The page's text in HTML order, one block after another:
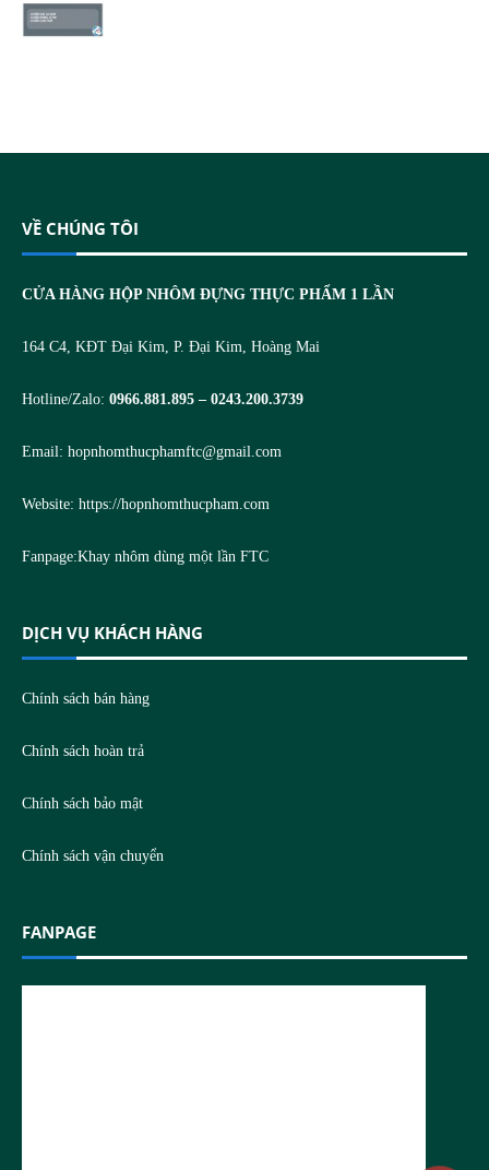
VỀ CHÚNG TÔI
CỬA HÀNG HỘP NHÔM ĐỰNG THỰC PHẨM 1 LẦN
164 C4, KĐT Đại Kim, P. Đại Kim, Hoàng Mai
Hotline/Zalo: 0966.881.895 – 0243.200.3739
Email: hopnhomthucphamftc@gmail.com
Website: https://hopnhomthucpham.com
Fanpage:Khay nhôm dùng một lần FTC
DỊCH VỤ KHÁCH HÀNG
Chính sách bán hàng
Chính sách hoàn trả
Chính sách bảo mật
Chính sách vận chuyển
FANPAGE